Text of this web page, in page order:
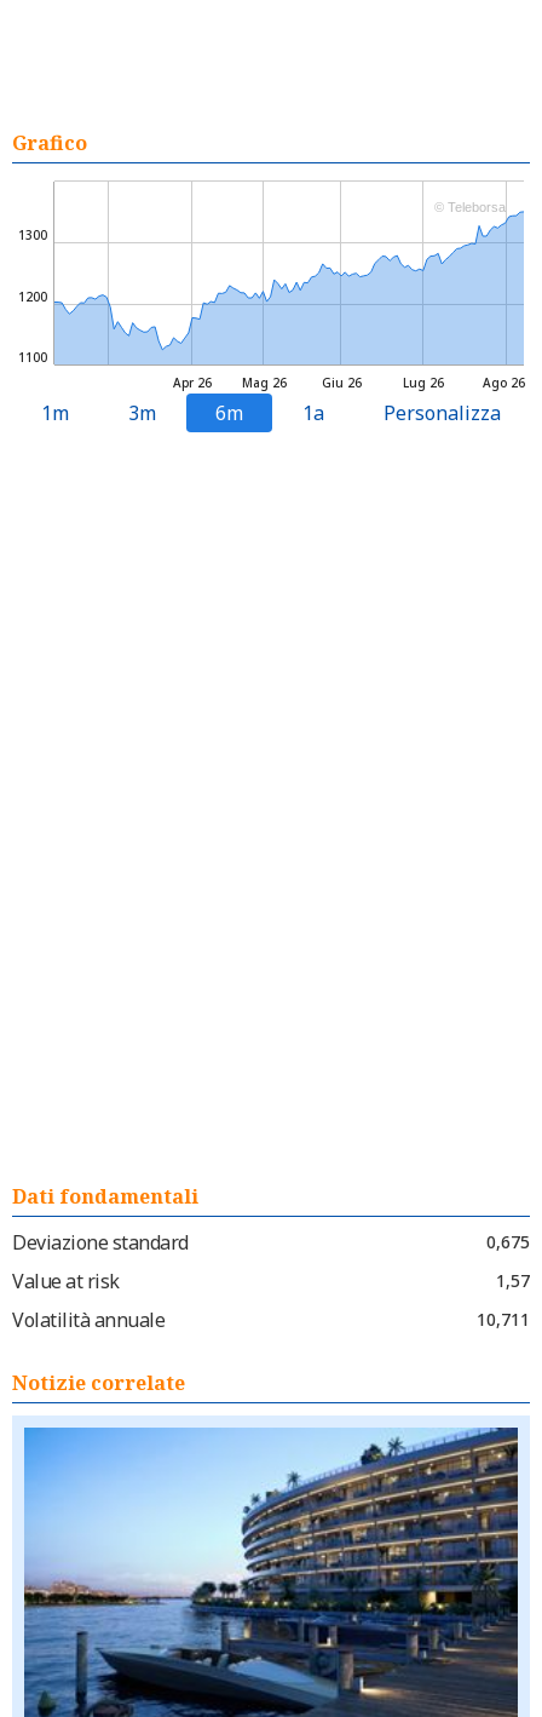
Grafico
Mag 26 Lug 26
Apr 26 Giu 26 Ago 26
1100
1200
1300
© Teleborsa
1m 3m 6m 1a Personalizza
Dati fondamentali
Deviazione standard
0,675
Value at risk 1,57
Volatilità annuale 10,711
Notizie correlate